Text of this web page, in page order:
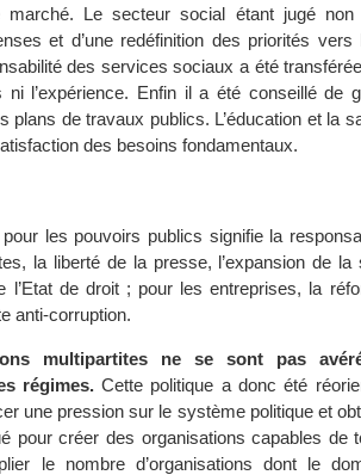
Le secteur social étant jugé non
et d’une redéfinition des priorités
des services sociaux a été
ni l’expérience. Enfin il a été conseillé de
plans de travaux publics. L’éducation et la
des besoins fondamentaux.
les pouvoirs publics signifie la
la liberté de la presse, l’expansion de
l’Etat de droit ; pour les entreprises, la
anti-corruption.
multipartites ne se sont pas
régimes.Cette politique a donc été
une pression sur le système politique et
pour créer des organisations capables de
le nombre d’organisations dont le